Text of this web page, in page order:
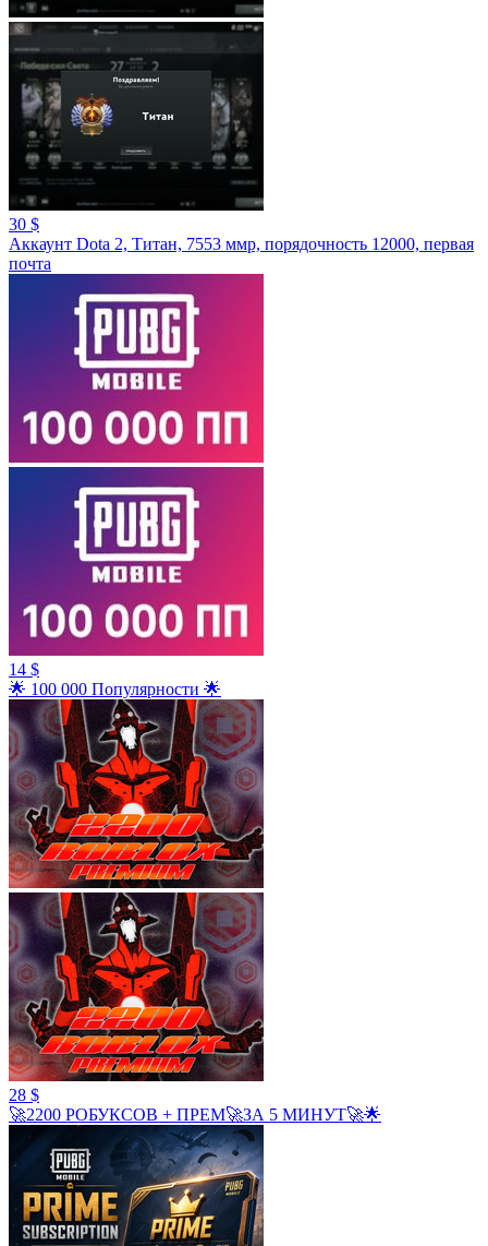
30 $
Аккаунт Dota 2, Титан, 7553 ммр, порядочность 12000, первая
почта
14 $
🌟 100 000 Популярности 🌟
28 $
🚀2200 РОБУКСОВ + ПРЕМ🚀ЗА 5 МИНУТ🚀🌟